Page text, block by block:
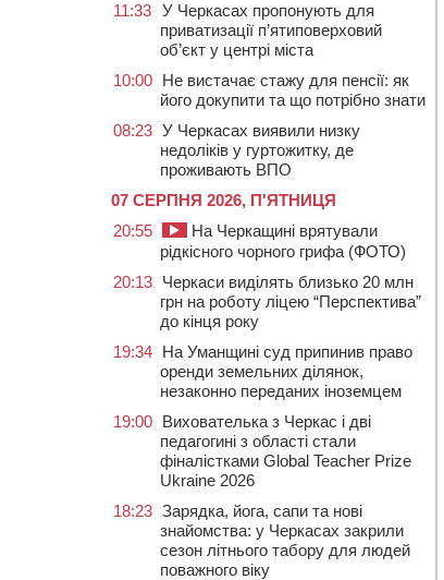
11:33 У Черкасах пропонують для
приватизації п’ятиповерховий
об’єкт у центрі міста
10:00 Не вистачає стажу для пенсії: як
його докупити та що потрібно знати
08:23 У Черкасах виявили низку
недоліків у гуртожитку, де
проживають ВПО
07 СЕРПНЯ 2026, П'ЯТНИЦЯ
20:55
На Черкащині врятували
рідкісного чорного грифа (ФОТО)
20:13 Черкаси виділять близько 20 млн
грн на роботу ліцею “Перспектива”
до кінця року
19:34 На Уманщині суд припинив право
оренди земельних ділянок,
незаконно переданих іноземцем
19:00 Вихователька з Черкас і дві
педагогині з області стали
фіналістками Global Teacher Prize
Ukraine 2026
18:23 Зарядка, йога, сапи та нові
знайомства: у Черкасах закрили
сезон літнього табору для людей
поважного віку